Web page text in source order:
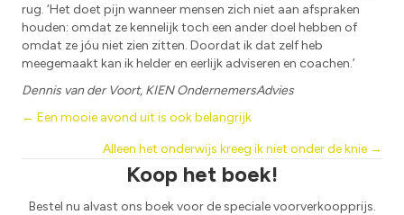
rug. ‘Het doet pijn wanneer mensen zich niet aan afspraken
houden: omdat ze kennelijk toch een ander doel hebben of
omdat ze jóu niet zien zitten. Doordat ik dat zelf heb
meegemaakt kan ik helder en eerlijk adviseren en coachen.’
Dennis van der Voort, KIEN OndernemersAdvies
Posts
navigation
← Een mooie avond uit is ook belangrijk
Alleen het onderwijs kreeg ik niet onder de knie →
Koop het boek!
Bestel nu alvast ons boek voor de speciale voorverkoopprijs.